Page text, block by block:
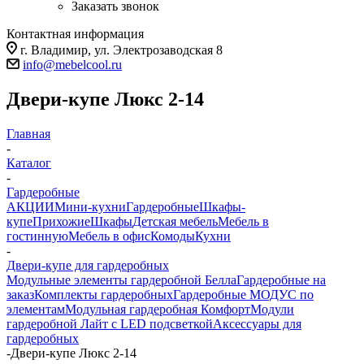
Заказать звонок
Контактная информация
г. Владимир, ул. Электрозаводская 8
info@mebelcool.ru
Двери-купе Люкс 2-14
Главная
-
Каталог
-
Гардеробные
АКЦИИМини-кухниГардеробныеШкафы-
купеПрихожиеШкафыДетская мебельМебель в
гостиннуюМебель в офисКомодыКухни
-
Двери-купе для гардеробных
Модульные элементы гардеробной БеллаГардеробные на
заказКомплекты гардеробныхГардеробные МОДУС по
элементамМодульная гардеробная КомфортМодули
гардеробной Лайт с LED подсветкойАксессуары для
гардеробных
-Двери-купе Люкс 2-14